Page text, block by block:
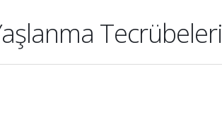
Tecrübeleri